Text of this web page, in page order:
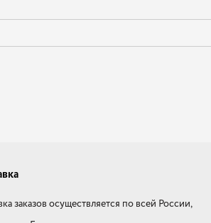
заказов осуществляется по всей России,